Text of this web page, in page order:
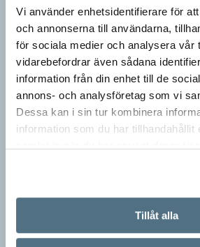
Vi använder enhetsidentifierare för
och annonserna till användarna,
för sociala medier och analysera vår
vidarebefordrar även sådana
information från din enhet till de
annons- och analysföretag som vi
Dessa kan i sin tur kombinera
information som du har tillhandahållit
Tillåt alla
Särskolan byter namn
SPRÅKBLOGGEN
Grundsärskola byter namn till anpassad
gymnasiesärskolan till anpassad
stor del i att detta namnbyte sker är